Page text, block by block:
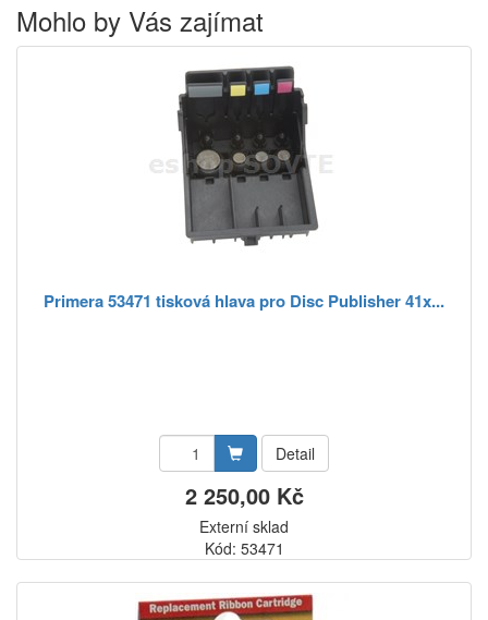
Mohlo by Vás zajímat
Primera 53471 tisková hlava pro Disc Publisher 41x...
Detail
2 250,00 Kč
Externí sklad
Kód: 53471